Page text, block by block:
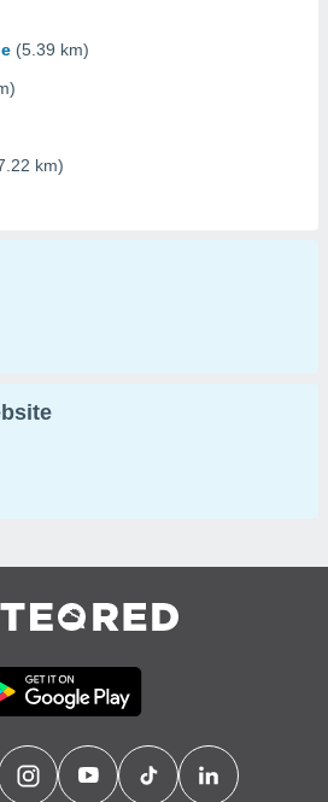
(5.39 km)
km)